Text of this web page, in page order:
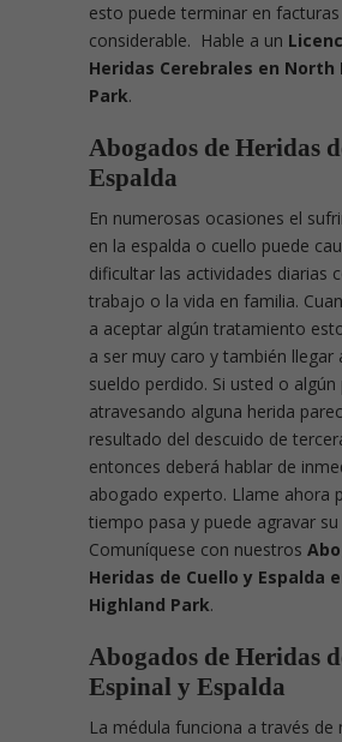
esto puede terminar en
considerable. Hable a un
Heridas Cerebrales en North
Park.
Abogados de Heridas
Espalda
En numerosas ocasiones el
en la espalda o cuello puede
dificultar las actividades diarias
trabajo o la vida en familia.
a aceptar algún tratamiento
a ser muy caro y también llegar
sueldo perdido. Si usted o
atravesando alguna herida
resultado del descuido de
entonces deberá hablar de
abogado experto. Llame ahora
tiempo pasa y puede agravar su
Comuníquese con nuestros
Heridas de Cuello y Espalda
Highland Park.
Abogados de Heridas
Espinal y Espalda
La médula funciona a través de